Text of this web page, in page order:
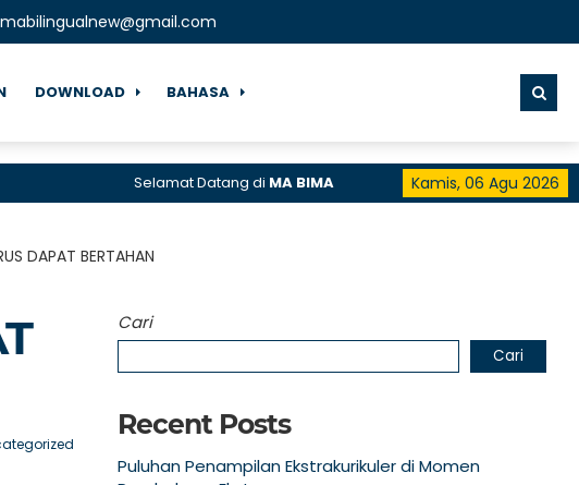
mabilingualnew@gmail.com
DOWNLOAD BAHASA
Kamis, 06 Agu 2026
Selamat Datang diMA BIMA
DAPAT BERTAHAN
Cari
Cari
Recent Posts
Puluhan Penampilan Ekstrakurikuler di Momen